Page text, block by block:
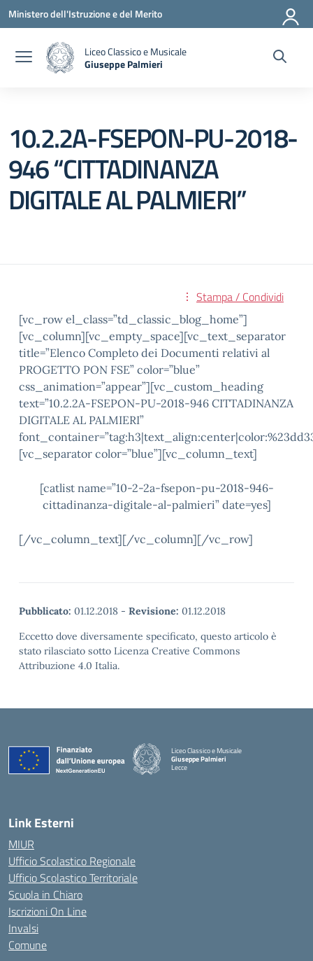
Vai ai contenuti
Vai al menu di navigazione
Vai al footer
Ministero dell'Istruzione e del Merito
Liceo Classico e Musicale
Giuseppe Palmieri
10.2.2A-FSEPON-PU-2018-
946 “CITTADINANZA
DIGITALE AL PALMIERI”
Stampa / Condividi
[vc_row el_class=”td_classic_blog_home”]
[vc_column][vc_empty_space][vc_text_separator
title=”Elenco Completo dei Documenti relativi al
PROGETTO PON FSE” color=”blue”
css_animation=”appear”][vc_custom_heading
text=”10.2.2A-FSEPON-PU-2018-946 CITTADINANZA
DIGITALE AL PALMIERI”
[vc_separator color=”blue”][vc_column_text]
[catlist name=”10-2-2a-fsepon-pu-2018-946-
cittadinanza-digitale-al-palmieri” date=yes]
[/vc_column_text][/vc_column][/vc_row]
Pubblicato: 01.12.2018 - Revisione: 01.12.2018
Eccetto dove diversamente specificato, questo articolo è
stato rilasciato sotto Licenza Creative Commons
Attribuzione 4.0 Italia.
Liceo Classico e Musicale
Giuseppe Palmieri
Lecce
Link Esterni
MIUR
Ufficio Scolastico Regionale
Ufficio Scolastico Territoriale
Scuola in Chiaro
Iscrizioni On Line
Invalsi
Comune